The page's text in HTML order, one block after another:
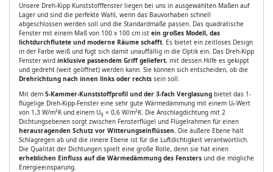
Unsere Dreh-Kipp Kunststofffenster liegen bei uns in ausgewählten Maßen auf
Lager und sind die perfekte Wahl, wenn das Bauvorhaben schnell
abgeschlossen werden soll und die Standardmaße passen. Das quadratische
Fenster mit einem Maß von 100 x 100 cm ist ein großes Modell, das
lichtdurchflutete und moderne Räume schafft . Es bietet ein zeitloses Design
in der Farbe weiß und fügt sich damit unauffällig in die Optik ein. Das Dreh-Kipp
Fenster wird inklusive passendem Griff geliefert, mit dessen Hilfe es gekippt
und gedreht (weit geöffnet) werden kann. Sie können sich entscheiden, ob die
Drehrichtung nach innen links oder rechts sein soll.
Mit dem 5-Kammer-Kunststoffprofil und der 3-fach Verglasung bietet das 1-
flügelige Dreh-Kipp-Fenster eine sehr gute Wärmedämmung mit einem Uf-Wert
von 1,3 W/m²K und einem Ug = 0,6 W/m²K. Die Anschlagdichtung mit 2
Dichtungsebenen sorgt zwischen Fensterflügel und Flügelrahmen für einen
herausragenden Schutz vor Witterungseinflüssen . Die äußere Ebene hält
Schlagregen ab und die innere Ebene ist für die Luftdichtigkeit verantwortlich.
Die Qualität der Dichtungen spielt eine große Rolle, denn sie hat einen
erheblichen Einfluss auf die Wärmedämmung des Fensters und die mögliche
Energieeinsparung.